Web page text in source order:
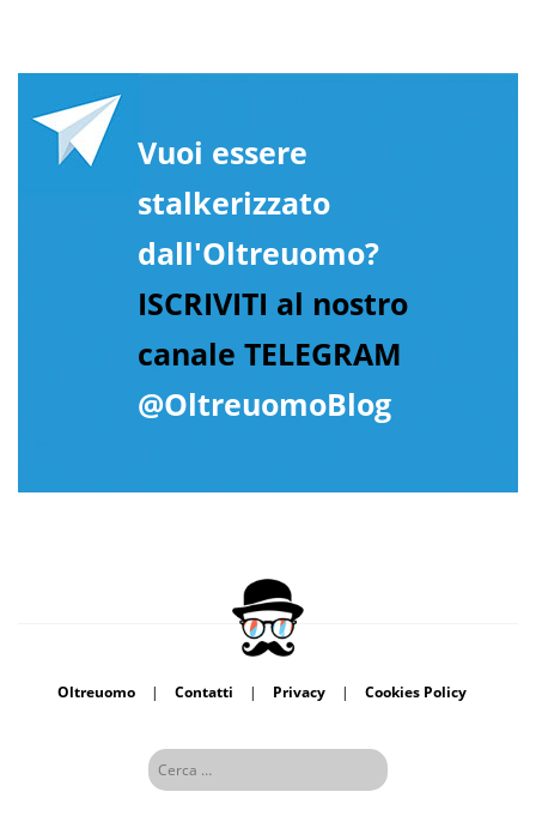
Vuoi essere
stalkerizzato
dall'Oltreuomo?
ISCRIVITI al nostro
canale TELEGRAM
@OltreuomoBlog
Oltreuomo | Contatti | Privacy | Cookies Policy